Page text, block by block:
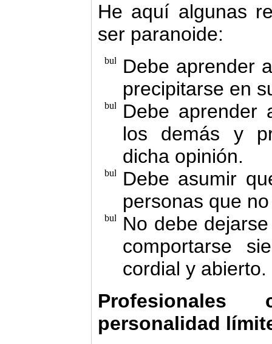
He aquí algunas
ser paranoide:
Debe aprender
precipitarse en
Debe aprender
los demás y
dicha opinión.
Debe asumir
personas que
No debe
comportarse
cordial y abierto.
personalidad